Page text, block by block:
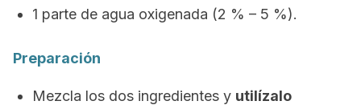
1 parte de agua oxigenada (2 % – 5 %).
Preparación
Mezcla los dos ingredientes y utilízalo